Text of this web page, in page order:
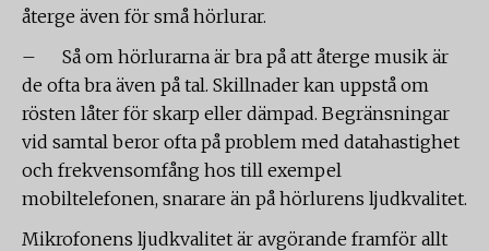
återge även för små hörlurar.
– Så om hörlurarna är bra på att återge musik är
de ofta bra även på tal. Skillnader kan uppstå om
rösten låter för skarp eller dämpad. Begränsningar
vid samtal beror ofta på problem med datahastighet
och frekvensomfång hos till exempel
mobiltelefonen, snarare än på hörlurens ljudkvalitet.
Mikrofonens ljudkvalitet är avgörande framför allt